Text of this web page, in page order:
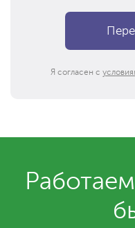
Я согласен с